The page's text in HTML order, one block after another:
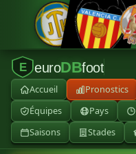
E euroDBfoot
Accueil Pronostics
Équipes
Pays
Saisons
Stades